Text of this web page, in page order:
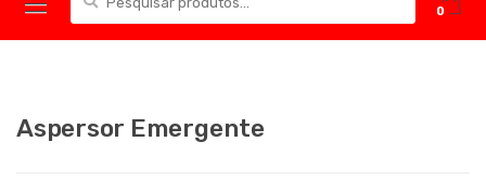
0
Aspersor Emergente